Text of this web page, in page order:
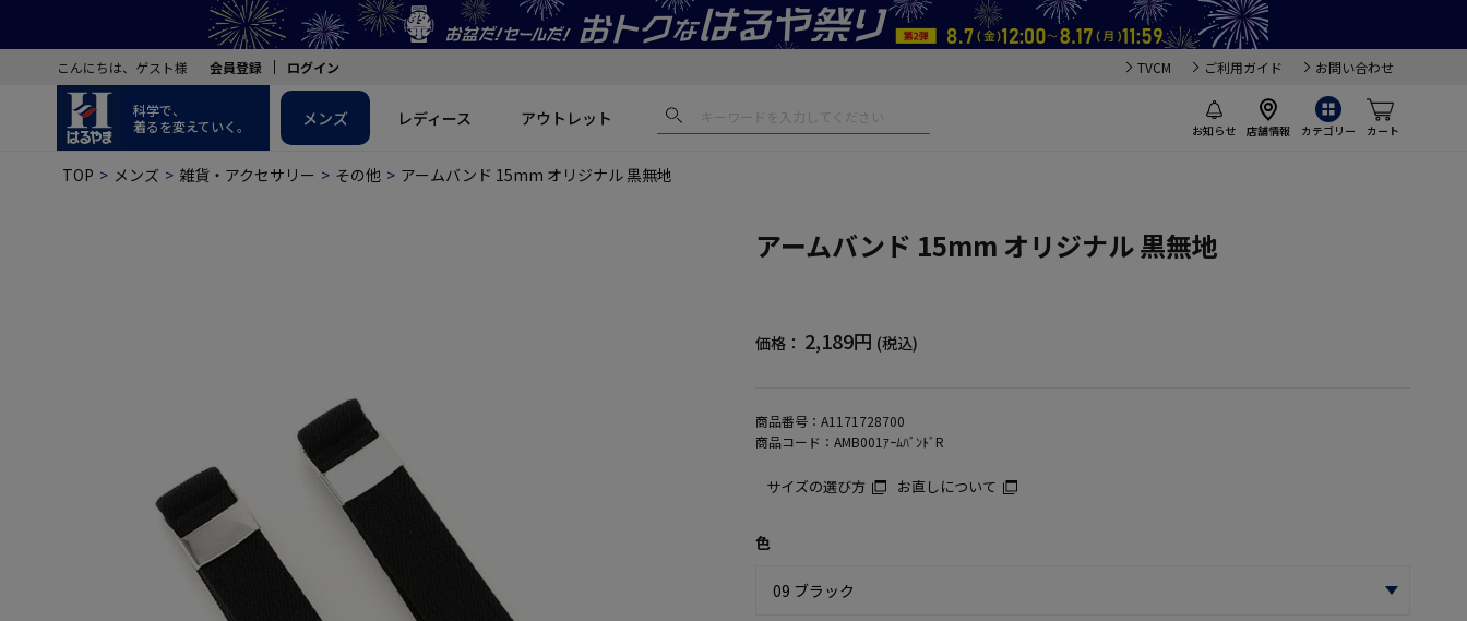
こんにちは、ゲスト様 会員登録 ログイン TVCM ご利用ガイド お問い合わせ
科学で、
着るを変えていく。
お知らせ 店舗情報 カテゴリー カート
メンズ レディース アウトレット
TOP メンズ 雑貨・アクセサリー その他 アームバンド 15mm オリジナル 黒無地
アームバンド 15mm オリジナル 黒無地
価格： 2,189円 (税込)
商品番号： A1171728700
商品コード： AMB001ｱｰﾑﾊﾞﾝﾄﾞR
サイズの選び方 お直しについて
色